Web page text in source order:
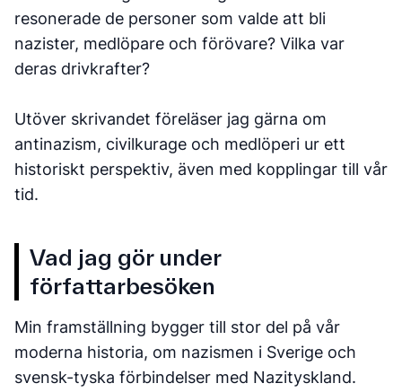
resonerade de personer som valde att bli
nazister, medlöpare och förövare? Vilka var
deras drivkrafter?
Utöver skrivandet föreläser jag gärna om
antinazism, civilkurage och medlöperi ur ett
historiskt perspektiv, även med kopplingar till vår
tid.
Vad jag gör under
författarbesöken
Min framställning bygger till stor del på vår
moderna historia, om nazismen i Sverige och
svensk-tyska förbindelser med Nazityskland.